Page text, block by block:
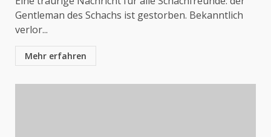
Gentleman des Schachs ist gestorben. Bekanntlich
verlor...
Mehr erfahren